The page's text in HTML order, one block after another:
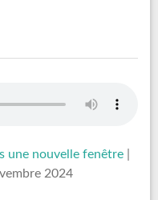
une nouvelle fenêtre
2024